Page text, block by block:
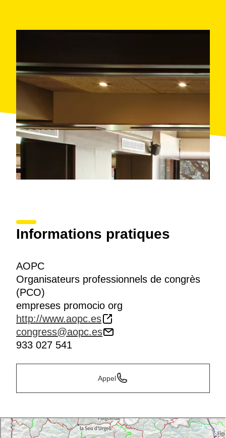
Informations pratiques
AOPC
Organisateurs professionnels de congrès
(PCO)
empreses promocio org
http://www.aopc.es
congress@aopc.es
933 027 541
Appel